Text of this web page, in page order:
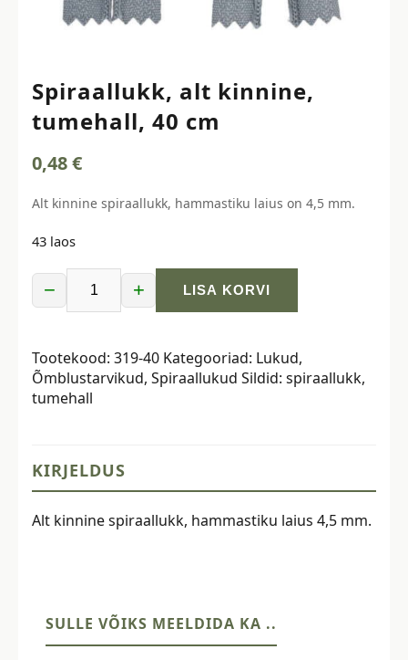
Spiraallukk, alt kinnine,
tumehall, 40 cm
0,48€
Alt kinnine spiraallukk, hammastiku laius on 4,5 mm.
43 laos
−
Spiraallukk,
tumehall,
40
cm
+ LISA KORVI
Tootekood: 319-40 Kategooriad: Lukud,
Õmblustarvikud, Spiraallukud Sildid: spiraallukk,
tumehall
KIRJELDUS
Alt kinnine spiraallukk, hammastiku laius 4,5 mm.
SULLE VÕIKS MEELDIDA KA ..